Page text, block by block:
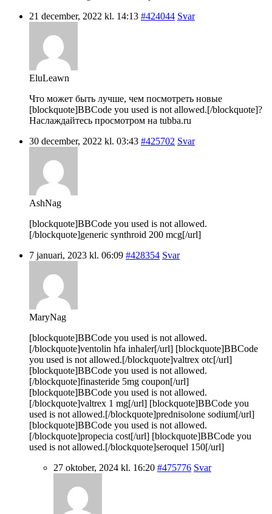
21 december, 2022 kl. 14:13 #424044 Svar
EluLeawn
Что может быть лучше, чем посмотреть новые
[blockquote]BBCode you used is not allowed.[/blockquote]?
Наслаждайтесь просмотром на tubba.ru
30 december, 2022 kl. 03:43 #425702 Svar
AshNag
[blockquote]BBCode you used is not allowed.
[/blockquote]generic synthroid 200 mcg[/url]
7 januari, 2023 kl. 06:09 #428354 Svar
MaryNag
[blockquote]BBCode you used is not allowed.
[/blockquote]ventolin hfa inhaler[/url] [blockquote]BBCode
you used is not allowed.[/blockquote]valtrex otc[/url]
[blockquote]BBCode you used is not allowed.
[/blockquote]finasteride 5mg coupon[/url]
[blockquote]BBCode you used is not allowed.
[/blockquote]valtrex 1 mg[/url] [blockquote]BBCode you
used is not allowed.[/blockquote]prednisolone sodium[/url]
[blockquote]BBCode you used is not allowed.
[/blockquote]propecia cost[/url] [blockquote]BBCode you
used is not allowed.[/blockquote]seroquel 150[/url]
27 oktober, 2024 kl. 16:20 #475776 Svar